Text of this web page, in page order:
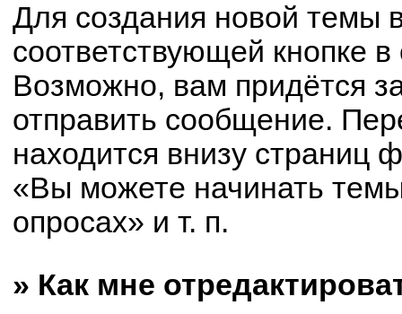
Для создания новой темы
соответствующей кнопке
Возможно, вам придётся
отправить сообщение.
находится внизу
«Вы можете начинать
опросах» и т. п.
» Как мне